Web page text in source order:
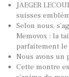
JAEGER
suisses
Selon nous,
Memovox : la
parfaitement
Nous avons un
Cette montre